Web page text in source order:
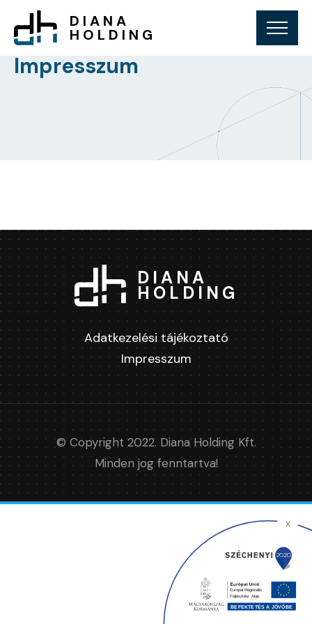
DIANA
HOLDING
Impresszum
DIANA
HOLDING
Adatkezelési tájékoztató
Impresszum
© Copyright 2022. Diana Holding Kft.
Minden jog fenntartva!
x